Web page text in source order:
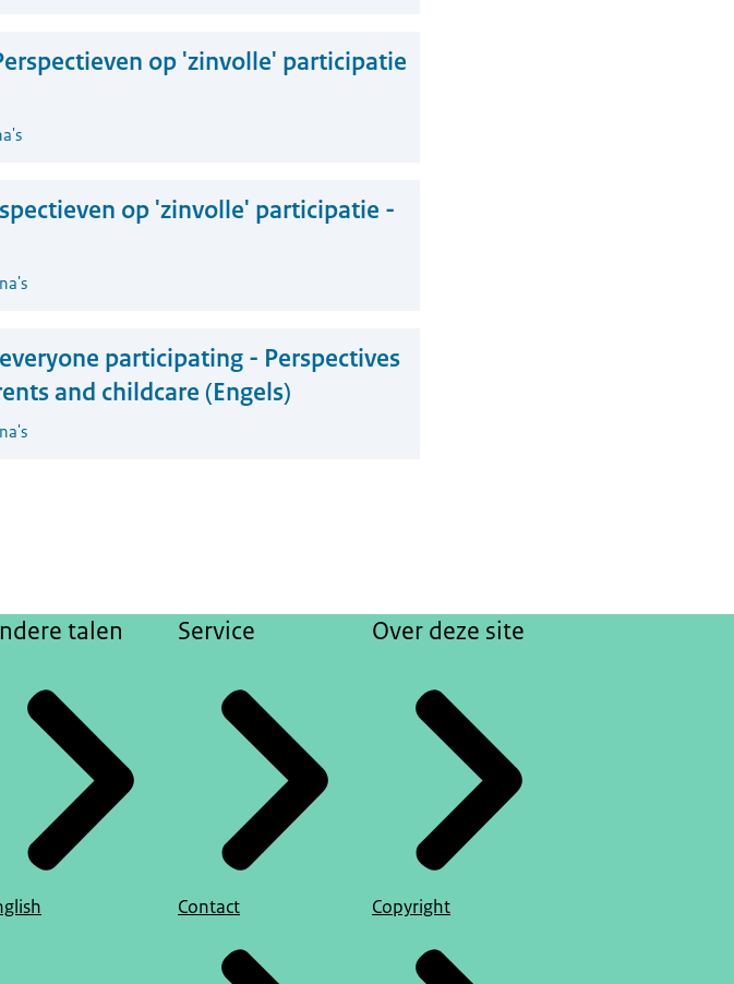
op 'zinvolle' participatie
op 'zinvolle' participatie -
participating - Perspectives
and childcare (Engels)
talen Service
Contact
Over deze site
Copyright